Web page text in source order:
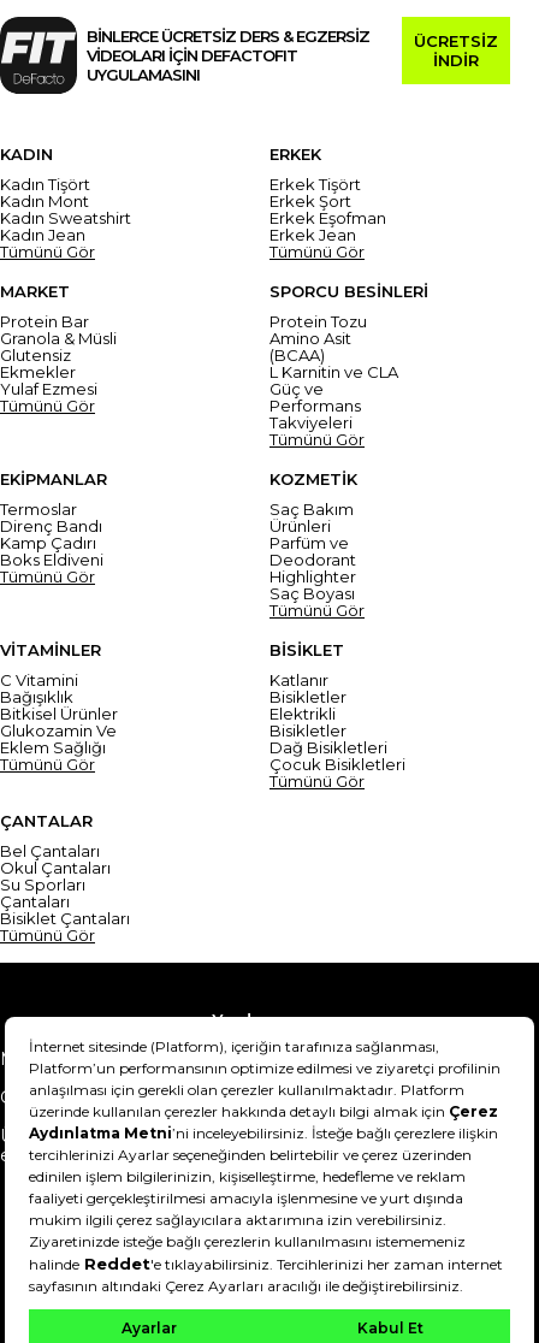
BİNLERCE ÜCRETSİZ DERS & EGZERSİZ
VİDEOLARI İÇİN DEFACTOFIT
UYGULAMASINI
ÜCRETSİZ
İNDİR
KADIN
Kadın Tişört
Kadın Mont
Kadın Sweatshirt
Kadın Jean
Tümünü Gör
ERKEK
Erkek Tişört
Erkek Şort
Erkek Eşofman
Erkek Jean
Tümünü Gör
MARKET
Protein Bar
Granola & Müsli
Glutensiz
Ekmekler
Yulaf Ezmesi
Tümünü Gör
SPORCU BESİNLERİ
Protein Tozu
Amino Asit
(BCAA)
L Karnitin ve CLA
Güç ve
Performans
Takviyeleri
Tümünü Gör
EKİPMANLAR
Termoslar
Direnç Bandı
Kamp Çadırı
Boks Eldiveni
Tümünü Gör
KOZMETİK
Saç Bakım
Ürünleri
Parfüm ve
Deodorant
Highlighter
Saç Boyası
Tümünü Gör
VİTAMİNLER
C Vitamini
Bağışıklık
Bitkisel Ürünler
Glukozamin Ve
Eklem Sağlığı
Tümünü Gör
BİSİKLET
Katlanır
Bisikletler
Elektrikli
Bisikletler
Dağ Bisikletleri
Çocuk Bisikletleri
Tümünü Gör
ÇANTALAR
Bel Çantaları
Okul Çantaları
Su Sporları
Çantaları
Bisiklet Çantaları
Tümünü Gör
Yardım
Mesafeli Satış Sözleşmesi
Teslimat Bilgisi
Gizlilik Sözleşmesi
Şartlar & Koşullar
Ürünümü nasıl iade
edebilirim?
Hakkımızda
DeFactoFIT ©️ 2022-2026. Tüm hakları saklıdır.